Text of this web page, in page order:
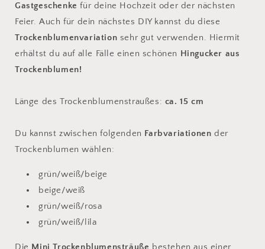
Gastgeschenke für deine Hochzeit oder der nächsten
Feier. Auch für dein nächstes DIY kannst du diese
Trockenblumenvariation sehr gut verwenden. Hiermit
erhältst du auf alle Fälle einen schönen Hingucker aus
Trockenblumen!
Länge des Trockenblumenstraußes: ca. 15 cm
Du kannst zwischen folgenden Farbvariationen der
Trockenblumen wählen:
grün/weiß/beige
beige/weiß
grün/weiß/rosa
grün/weiß/lila